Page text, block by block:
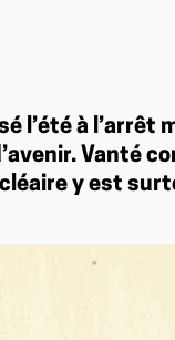
l’été à l’arrêt
Vanté
y est